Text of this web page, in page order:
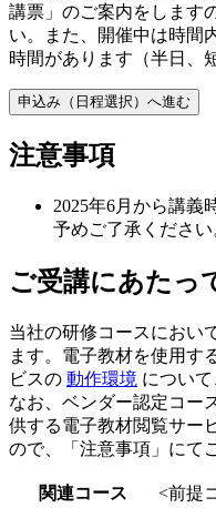
講票」のご案内をします
い。また、開催中は時間
時間があります（半日、
申込み（日程選択）へ進む
注意事項
2025年6月から講義
予めご了承ください
ご受講にあたっ
当社の研修コースにおい
ます。電子教材を使用す
ビスの 動作環境 について
なお、ベンダー認定コー
供する電子教材閲覧サー
ので、「注意事項」にて
関連コース <前提